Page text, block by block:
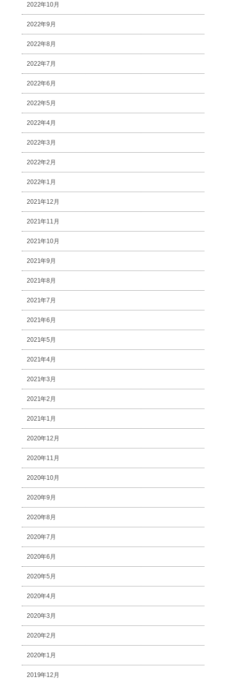
2022年10月
2022年9月
2022年8月
2022年7月
2022年6月
2022年5月
2022年4月
2022年3月
2022年2月
2022年1月
2021年12月
2021年11月
2021年10月
2021年9月
2021年8月
2021年7月
2021年6月
2021年5月
2021年4月
2021年3月
2021年2月
2021年1月
2020年12月
2020年11月
2020年10月
2020年9月
2020年8月
2020年7月
2020年6月
2020年5月
2020年4月
2020年3月
2020年2月
2020年1月
2019年12月